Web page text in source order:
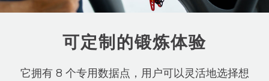
可定制的锻炼体验
它拥有 8 个专用数据点，用户可以灵活地选择想